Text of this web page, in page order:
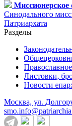
Миссионерское
Синодального
Патриархата
Разделы
Листовки,
Новости
Москва, ул.